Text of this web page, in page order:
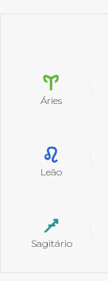
Áries
Leão
Sagitário